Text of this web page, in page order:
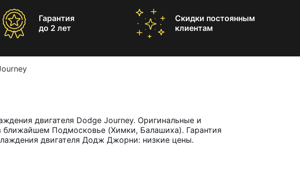
Гарантия
до 2 лет
Скидки постоянным
клиентам
двигателя Dodge Journey. Оригинальные и
ближайшем Подмосковье (Химки, Балашиха). Гарантия
двигателя Додж Джорни: низкие цены.